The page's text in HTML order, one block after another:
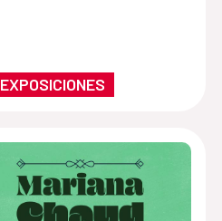
EXPOSICIONES